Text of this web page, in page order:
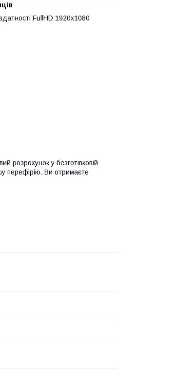
FullHD 1920x1080
розрохунок у безготівковій
перефірію. Ви отримаєте